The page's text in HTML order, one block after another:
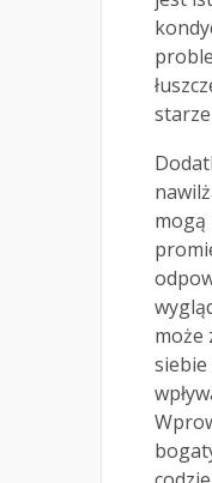
mogą
może